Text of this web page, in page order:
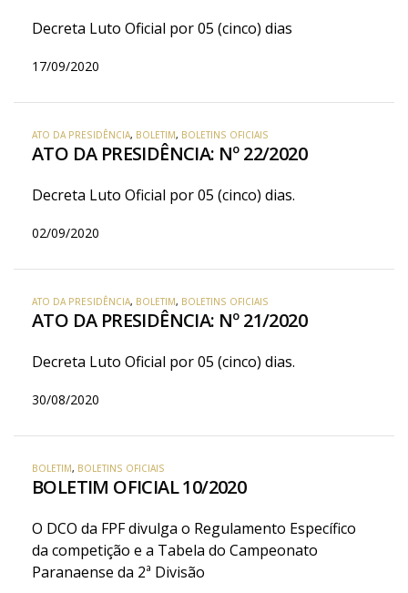
Decreta Luto Oficial por 05 (cinco) dias
17/09/2020
ATO DA PRESIDÊNCIA, BOLETIM, BOLETINS OFICIAIS
ATO DA PRESIDÊNCIA: Nº 22/2020
Decreta Luto Oficial por 05 (cinco) dias.
02/09/2020
ATO DA PRESIDÊNCIA, BOLETIM, BOLETINS OFICIAIS
ATO DA PRESIDÊNCIA: Nº 21/2020
Decreta Luto Oficial por 05 (cinco) dias.
30/08/2020
BOLETIM, BOLETINS OFICIAIS
BOLETIM OFICIAL 10/2020
O DCO da FPF divulga o Regulamento Específico
da competição e a Tabela do Campeonato
Paranaense da 2ª Divisão